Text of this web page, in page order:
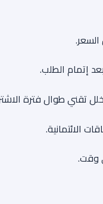
إتمام الطلب.
تقني طوال فترة
وقت.